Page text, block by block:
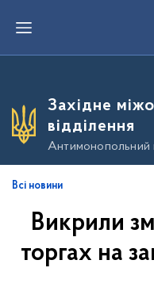
е
о
о
в
Західне
відділення
Антимонопольний
Всі новини
Викрили
торгах на